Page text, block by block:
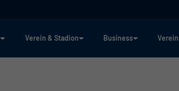
Verein & Stadion Business